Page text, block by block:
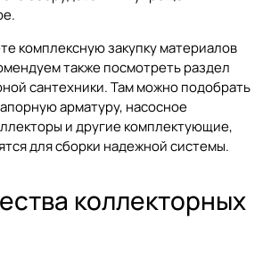
комплексную закупку материалов
также посмотреть раздел
сантехники. Там можно подобрать
арматуру, насосное
и другие комплектующие,
для сборки надежной системы.
коллекторных